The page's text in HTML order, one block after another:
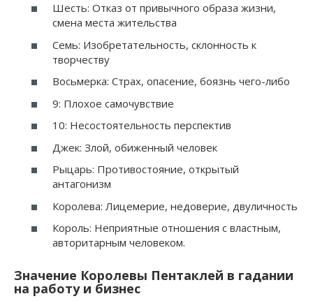
Шесть: Отказ от привычного образа жизни,
смена места жительства
Семь: Изобретательность, склонность к
творчеству
Восьмерка: Страх, опасение, боязнь чего-либо
9: Плохое самочувствие
10: Несостоятельность перспектив
Джек: Злой, обиженный человек
Рыцарь: Противостояние, открытый
антагонизм
Королева: Лицемерие, недоверие, двуличность
Король: Неприятные отношения с властным,
авторитарным человеком.
Значение Королевы Пентаклей в гадании
на работу и бизнес